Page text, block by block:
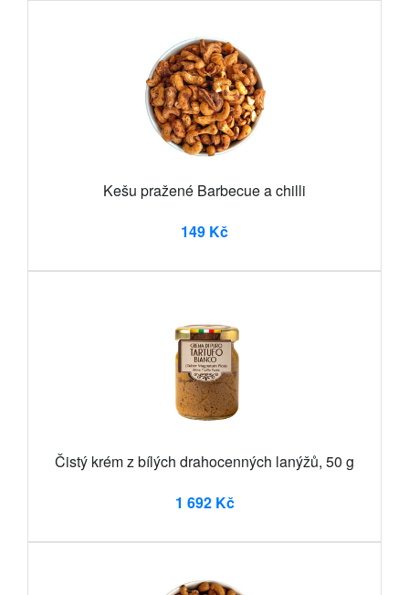
Kešu pražené Barbecue a chilli
149 Kč
Čistý krém z bílých drahocenných lanýžů, 50 g
1 692 Kč